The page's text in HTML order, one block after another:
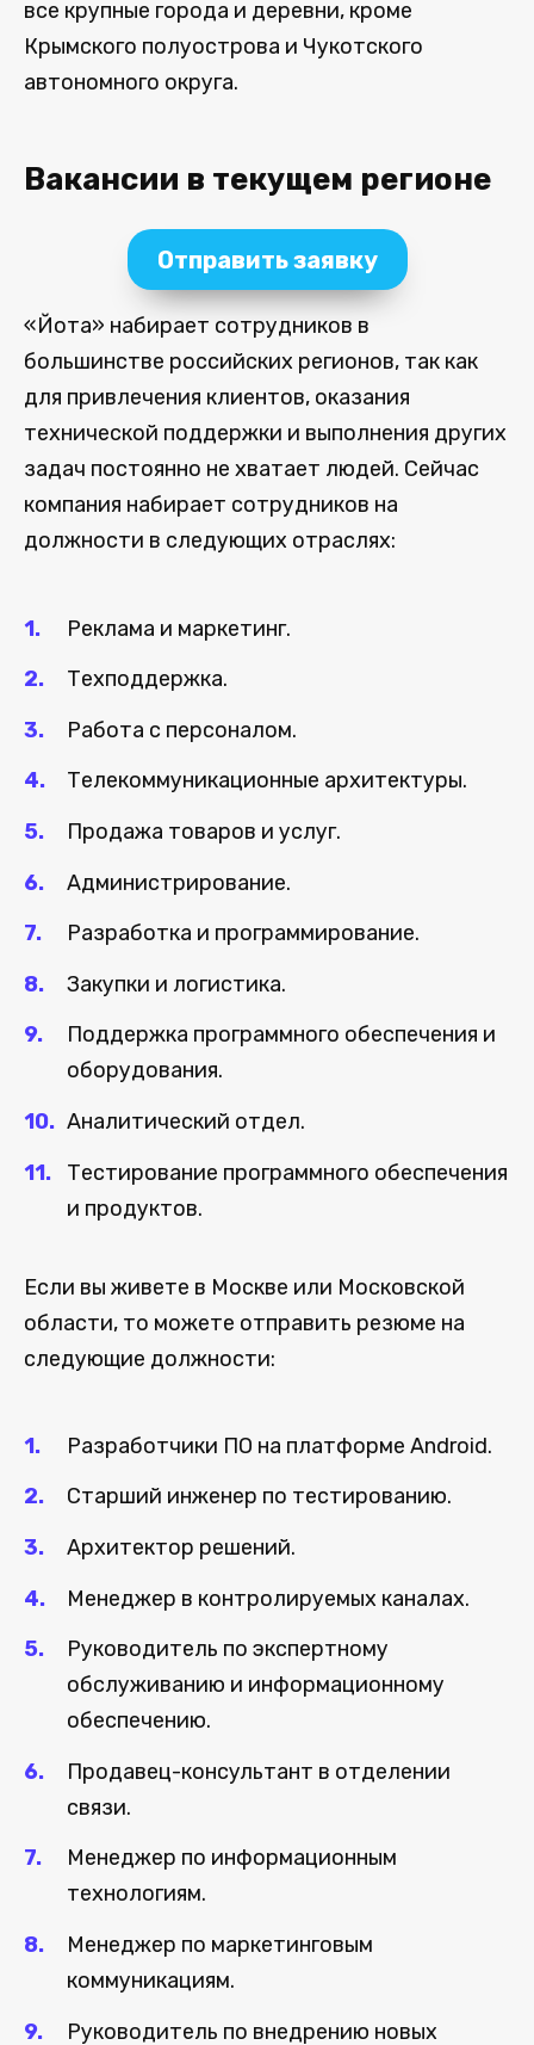
все крупные города и деревни, кроме
Крымского полуострова и Чукотского
автономного округа.
Вакансии в текущем регионе
Отправить заявку
«Йота» набирает сотрудников в
большинстве российских регионов, так как
для привлечения клиентов, оказания
технической поддержки и выполнения других
задач постоянно не хватает людей. Сейчас
компания набирает сотрудников на
должности в следующих отраслях:
Реклама и маркетинг.
Техподдержка.
Работа с персоналом.
Телекоммуникационные архитектуры.
Продажа товаров и услуг.
Администрирование.
Разработка и программирование.
Закупки и логистика.
Поддержка программного обеспечения и
оборудования.
Аналитический отдел.
Тестирование программного обеспечения
и продуктов.
Если вы живете в Москве или Московской
области, то можете отправить резюме на
следующие должности:
Разработчики ПО на платформе Android.
Старший инженер по тестированию.
Архитектор решений.
Менеджер в контролируемых каналах.
Руководитель по экспертному
обслуживанию и информационному
обеспечению.
Продавец-консультант в отделении
связи.
Менеджер по информационным
технологиям.
Менеджер по маркетинговым
коммуникациям.
Руководитель по внедрению новых